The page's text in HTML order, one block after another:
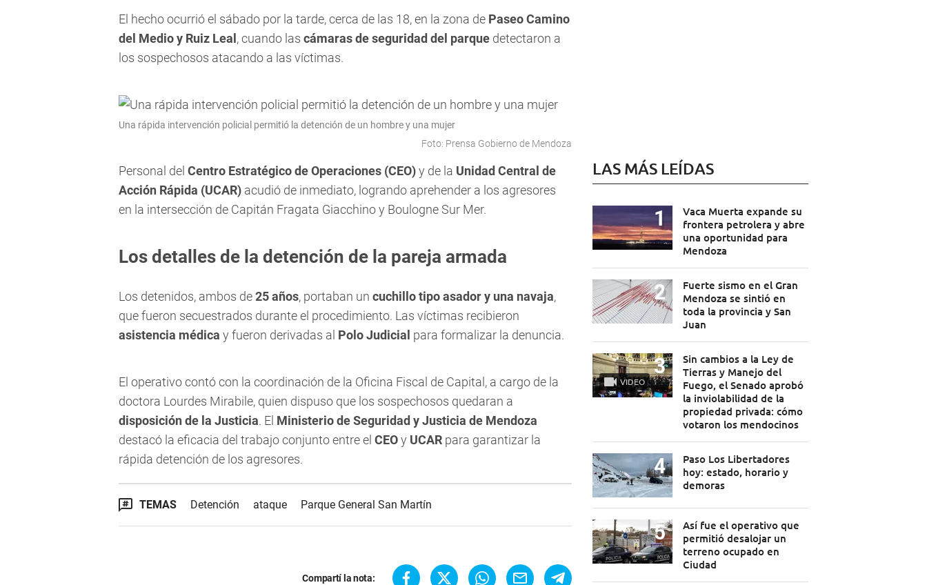
El hecho ocurrió el sábado por la tarde, cerca de las 18, en la zona de Paseo Camino
del Medio y Ruiz Leal , cuando las cámaras de seguridad del parque detectaron a
los sospechosos atacando a las víctimas.
Una rápida intervención policial permitió la detención de un hombre y una mujer
Foto: Prensa Gobierno de Mendoza
Personal del Centro Estratégico de Operaciones (CEO)y de la Unidad Central de
Acción Rápida (UCAR) acudió de inmediato, logrando aprehender a los agresores
en la intersección de Capitán Fragata Giacchino y Boulogne Sur Mer.
Los detalles de la detención de la pareja armada
Los detenidos, ambos de25 años, portaban un cuchillo tipo asador y una navaja,
que fueron secuestrados durante el procedimiento. Las víctimas recibieron
asistencia médica y fueron derivadas al Polo Judicial para formalizar la denuncia.
El operativo contó con la coordinación de la Oficina Fiscal de Capital, a cargo de la
doctora Lourdes Mirabile, quien dispuso que los sospechosos quedaran a
disposición de la Justicia. El Ministerio de Seguridad y Justicia de Mendoza
destacó la eficacia del trabajo conjunto entre el CEOy UCAR para garantizar la
rápida detención de los agresores.
TEMAS Detención ataque Parque General San Martín
Compartí la nota:
LAS MÁS LEÍDAS
Vaca Muerta expande su
frontera petrolera y abre
una oportunidad para
Mendoza
Fuerte sismo en el Gran
Mendoza se sintió en
toda la provincia y San
Juan
VIDEO
Sin cambios a la Ley de
Tierras y Manejo del
Fuego, el Senado aprobó
la inviolabilidad de la
propiedad privada: cómo
votaron los mendocinos
Paso Los Libertadores
hoy: estado, horario y
demoras
Así fue el operativo que
permitió desalojar un
terreno ocupado en
Ciudad